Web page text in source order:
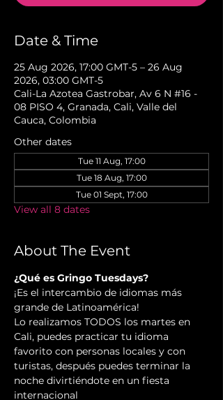
Date & Time
25 Aug 2026, 17:00 GMT-5 – 26 Aug
2026, 03:00 GMT-5
Cali-La Azotea Gastrobar, Av 6 N #16 -
08 PISO 4, Granada, Cali, Valle del
Cauca, Colombia
Other dates
Tue 11 Aug, 17:00
Tue 18 Aug, 17:00
Tue 01 Sept, 17:00
View all 8 dates
About The Event
¿Qué es Gringo Tuesdays?
¡Es el intercambio de idiomas más
grande de Latinoamérica!
Lo realizamos TODOS los martes en
Cali, puedes practicar tu idioma
favorito con personas locales y con
turistas, después puedes terminar la
noche divirtiéndote en un fiesta
internacional